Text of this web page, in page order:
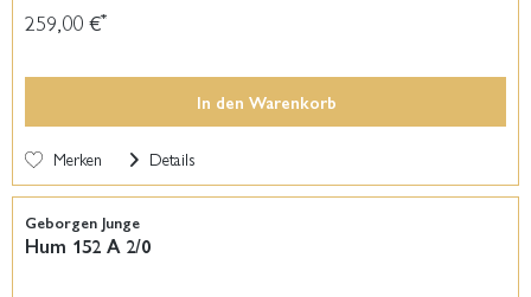
259,00 €*
In den Warenkorb
Merken Details
Geborgen Junge
Hum 152 A 2/0